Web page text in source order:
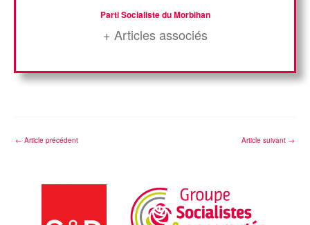
Parti Socialiste du Morbihan
+ Articles associés
← Article précédent Article suivant →